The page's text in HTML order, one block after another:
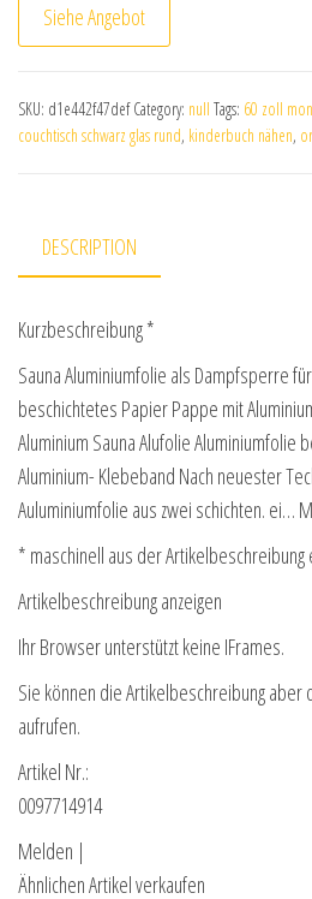
Siehe Angebot
SKU: d1e442f47def Category: null Tags: 60 zoll
couchtisch schwarz glas rund, kinderbuch nähen,
DESCRIPTION
Kurzbeschreibung *
Sauna Aluminiumfolie als Dampfsperre
beschichtetes Papier Pappe mit
Aluminium Sauna Alufolie Aluminiumfolie
Aluminium- Klebeband Nach neuester
Auluminiumfolie aus zwei schichten. ei…
* maschinell aus der
Artikelbeschreibung anzeigen
Ihr Browser unterstützt keine IFrames.
Sie können die Artikelbeschreibung aber
aufrufen.
Artikel Nr.:
0097714914
Melden |
Ähnlichen Artikel verkaufen